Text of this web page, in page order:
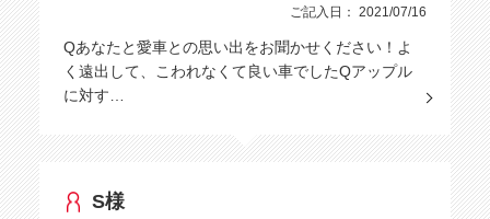
ご記入日： 2021/07/16
Qあなたと愛車との思い出をお聞かせください！よ
く遠出して、こわれなくて良い車でしたQアップル
に対す…
S様